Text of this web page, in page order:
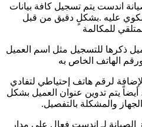
اندست يتم تسجيل كافة بيانات
عليه .بشكلٍ دقيق من قبل
للمكالمة
ذكرها للتسجيل مثل اسم العميل
الهاتف الخاص به
لرقم هاتف إحتياطي لتفادي
أيضاً يتم تدوين عنوان العميل بشكل
والمشكلة بالتفصيل.
لـ اندست فعال على مدار